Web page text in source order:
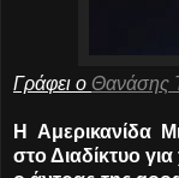
Γράφει ο Θανάσης
Η Αμερικανίδα
στο Διαδίκτυο